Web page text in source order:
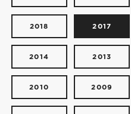
2018 2017
2014 2013
2010 2009